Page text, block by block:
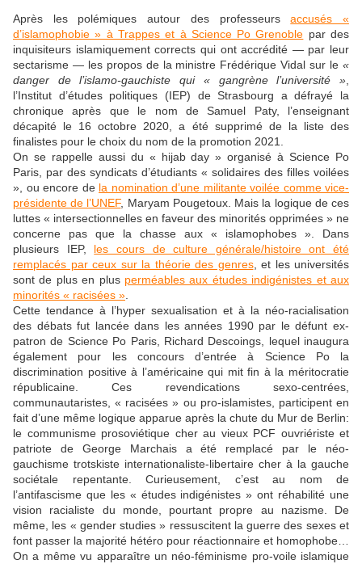
Après les polémiques autour des professeursaccusés «
d’islamophobie » à Trappes et à Science Po Grenoble par des
inquisiteurs islamiquement corrects qui ont accrédité — par leur
sectarisme — les propos de la ministre Frédérique Vidal sur le «
danger de l’islamo-gauchiste qui « gangrène l’université »
l’Institut d’études politiques (IEP) de Strasbourg a défrayé la
chronique après que le nom de Samuel Paty, l’enseignant
décapité le 16 octobre 2020, a été supprimé de la liste des
finalistes pour le choix du nom de la promotion 2021.
On se rappelle aussi du « hijab day » organisé à Science Po
Paris, par des syndicats d’étudiants « solidaires des filles voilées
», ou encore de la nomination d’une militante voilée comme vice-
présidente de l’UNEF, Maryam Pougetoux. Mais la logique de ces
luttes « intersectionnelles en faveur des minorités opprimées » ne
concerne pas que la chasse aux « islamophobes ». Dans
plusieurs IEP, les cours de culture générale/histoire ont été
remplacés par ceux sur la théorie des genres, et les universités
sont de plus en plus perméables aux études indigénistes et aux
minorités « racisées »
Cette tendance à l’hyper sexualisation et à la néo-racialisation
des débats fut lancée dans les années 1990 par le défunt ex-
patron de Science Po Paris, Richard Descoings, lequel inaugura
également pour les concours d’entrée à Science Po la
discrimination positive à l’américaine qui mit fin à la méritocratie
républicaine. Ces revendications sexo-centrées,
communautaristes, « racisées » ou pro-islamistes, participent en
fait d’une même logique apparue après la chute du Mur de Berlin:
le communisme prosoviétique cher au vieux PCF ouvriériste et
patriote de George Marchais a été remplacé par le néo-
gauchisme trotskiste internationaliste-libertaire cher à la gauche
sociétale repentante. Curieusement, c’est au nom de
l’antifascisme que les « études indigénistes » ont réhabilité une
vision racialiste du monde, pourtant propre au nazisme. De
même, les « gender studies » ressuscitent la guerre des sexes et
font passer la majorité hétéro pour réactionnaire et homophobe…
On a même vu apparaître un néo-féminisme pro-voile islamique